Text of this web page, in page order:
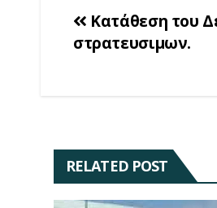
Πλοήγηση
άρθρων
Κατάθεση του
στρατευσιμων.
RELATED POST